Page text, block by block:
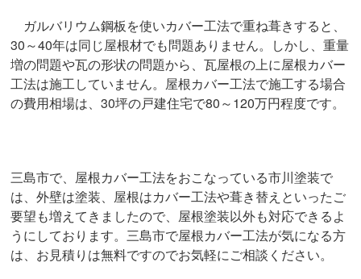
ガルバリウム鋼板を使いカバー工法で重ね葺きすると、
30～40年は同じ屋根材でも問題ありません。しかし、重量
増の問題や瓦の形状の問題から、瓦屋根の上に屋根カバー
工法は施工していません。屋根カバー工法で施工する場合
の費用相場は、30坪の戸建住宅で80～120万円程度です。
三島市で、屋根カバー工法をおこなっている市川塗装で
は、外壁は塗装、屋根はカバー工法や葺き替えといったご
要望も増えてきましたので、屋根塗装以外も対応できるよ
うにしております。三島市で屋根カバー工法が気になる方
は、お見積りは無料ですのでお気軽にご相談ください。